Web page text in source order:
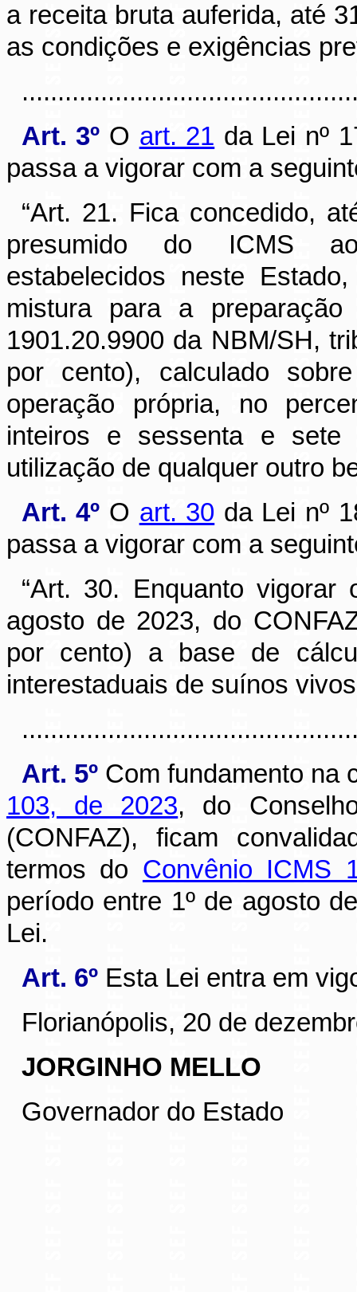
a receita bruta auferida, até
as condições e exigências
Art. 3º O art. 21 da Lei nº
passa a vigorar com a
“Art. 21. Fica concedido,
presumido do ICMS
estabelecidos neste
mistura para a
1901.20.9900 da NBM/SH,
por cento), calculado
operação própria, no
inteiros e sessenta e sete
utilização de qualquer outro
Art. 4º O art. 30 da Lei nº
passa a vigorar com a
“Art. 30. Enquanto
agosto de 2023, do
por cento) a base de
interestaduais de suínos
Art. 5ºCom fundamento na
103, de 2023, do
(CONFAZ), ficam
termos do Convênio ICMS
período entre 1º de agosto
Lei.
Art. 6ºEsta Lei entra em
Florianópolis, 20 de
JORGINHO MELLO
Governador do Estado